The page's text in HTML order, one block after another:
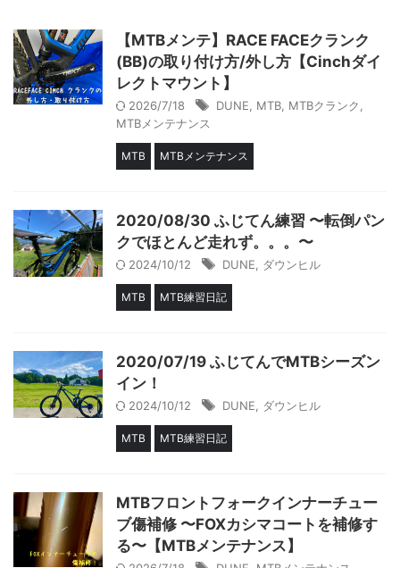
【MTBメンテ】RACE FACEクランク
(BB)の取り付け方/外し方【Cinchダイ
レクトマウント】
2026/7/18 DUNE, MTB, MTBクランク,
MTBメンテナンス
MTB MTBメンテナンス
2020/08/30 ふじてん練習 〜転倒パン
クでほとんど走れず。。。〜
2024/10/12 DUNE, ダウンヒル
MTB MTB練習日記
2020/07/19 ふじてんでMTBシーズン
イン！
2024/10/12 DUNE, ダウンヒル
MTB MTB練習日記
MTBフロントフォークインナーチュー
ブ傷補修 〜FOXカシマコートを補修す
る〜【MTBメンテナンス】